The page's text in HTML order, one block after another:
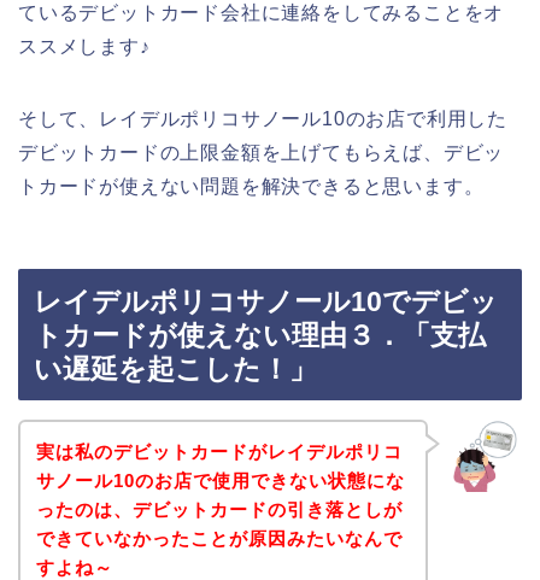
ているデビットカード会社に連絡をしてみることをオ
ススメします♪
そして、レイデルポリコサノール10のお店で利用した
デビットカードの上限金額を上げてもらえば、デビッ
トカードが使えない問題を解決できると思います。
レイデルポリコサノール10でデビッ
トカードが使えない理由３．「支払
い遅延を起こした！」
実は私のデビットカードがレイデルポリコ
サノール10のお店で使用できない状態にな
ったのは、デビットカードの引き落としが
できていなかったことが原因みたいなんで
すよね～